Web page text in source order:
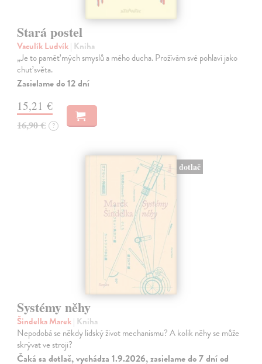
Stará postel
Vaculík Ludvík| Kniha
„Je to paměť mých smyslů a mého ducha. Prožívám své pohlaví jako
chuť světa.
Zasielame do 12 dní
15,21 €
16,90 € ?
dotlač
Systémy něhy
Šindelka Marek| Kniha
Nepodobá se někdy lidský život mechanismu? A kolik něhy se může
skrývat ve stroji?
Čaká sa dotlač, vychádza 1.9.2026, zasielame do 7 dní od